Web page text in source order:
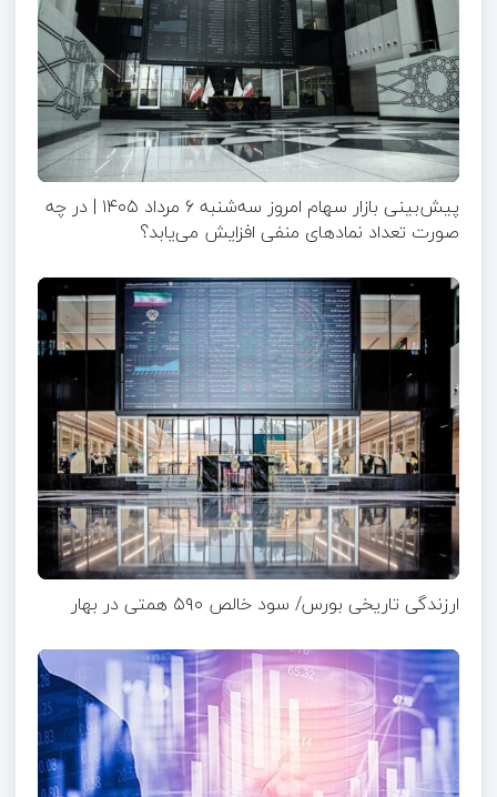
پیش‌بینی بازار سهام امروز سه‌شنبه ۶ مرداد ۱۴۰۵ | در چه
صورت تعداد نماد‌های منفی افزایش می‌یابد؟
ارزندگی تاریخی بورس/ سود خالص ۵۹۰ همتی در بهار